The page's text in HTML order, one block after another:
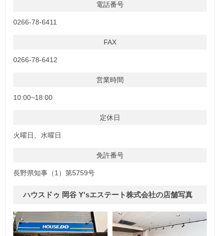
電話番号
0266-78-6411
FAX
0266-78-6412
営業時間
10:00~18:00
定休日
火曜日、水曜日
免許番号
長野県知事（1）第5759号
ハウスドゥ 岡谷 Y'sエステート株式会社の店舗写真